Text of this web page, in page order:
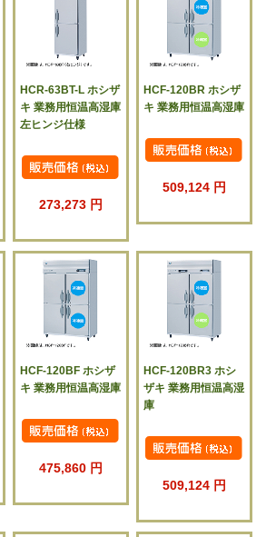
HCR-63BT-L ホシザ
キ 業務用恒温高湿庫
左ヒンジ仕様
273,273 円
HCF-120BR ホシザ
キ 業務用恒温高湿庫
509,124 円
HCF-120BF ホシザ
キ 業務用恒温高湿庫
475,860 円
HCF-120BR3 ホシ
ザキ 業務用恒温高湿
庫
509,124 円